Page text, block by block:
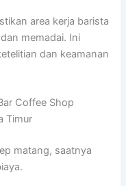
area kerja barista
memadai. Ini
dan keamanan
Coffee Shop
Timur
matang, saatnya